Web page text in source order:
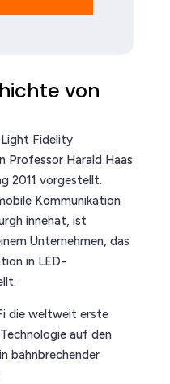
von
Fidelity
Professor Harald Haas
2011 vorgestellt.
Kommunikation
innehat, ist
Unternehmen, das
in LED-
die weltweit erste
auf den
bahnbrechender